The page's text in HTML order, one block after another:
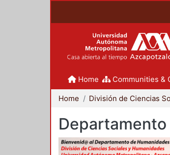
Home Communities &
Home